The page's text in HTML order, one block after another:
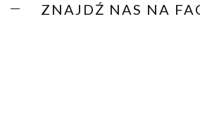
ZNAJDŹ NAS NA